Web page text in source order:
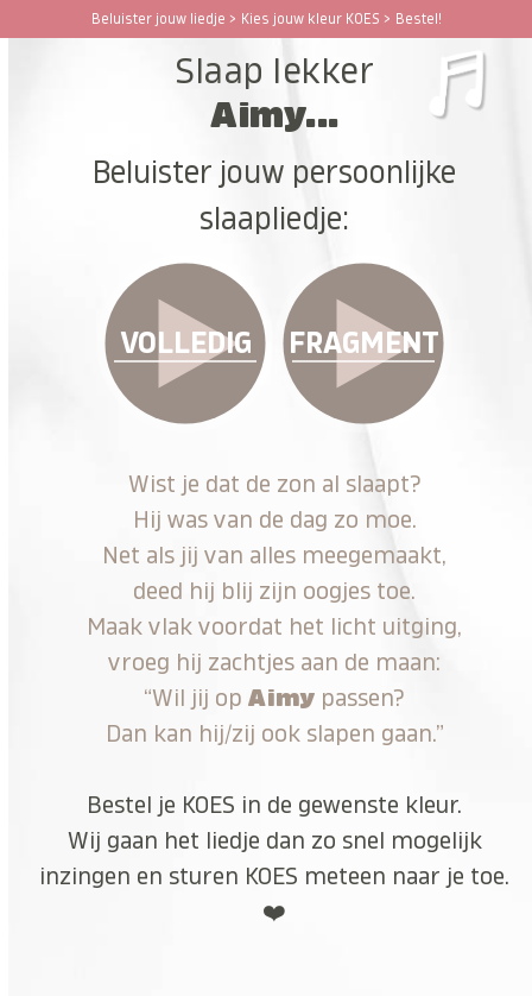
Beluister jouw liedje > Kies jouw kleur KOES > Bestel!
Open
Close
Slaap lekker
Aimy...
Beluister jouw persoonlijke
slaapliedje:
VOLLEDIG FRAGMENT
Wist je dat de zon al slaapt?
Hij was van de dag zo moe.
Net als jij van alles meegemaakt,
deed hij blij zijn oogjes toe.
Maak vlak voordat het licht uitging,
vroeg hij zachtjes aan de maan:
“Wil jij opAimy passen?
Dan kan hij/zij ook slapen gaan.”
Bestel je KOES in de gewenste kleur.
Wij gaan het liedje dan zo snel mogelijk
inzingen en sturen KOES meteen naar je toe.
❤️